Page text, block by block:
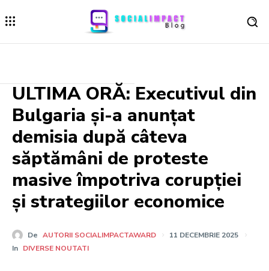
ULTIMA ORĂ: Executivul din
Bulgaria și-a anunțat
demisia după câteva
săptămâni de proteste
masive împotriva corupției
și strategiilor economice
De AUTORII SOCIALIMPACTAWARD
11 DECEMBRIE 2025
In DIVERSE NOUTATI